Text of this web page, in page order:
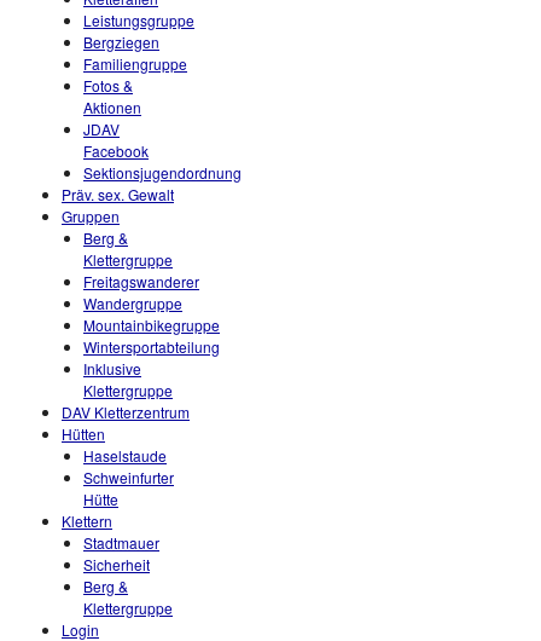
Leistungsgruppe
Bergziegen
Familiengruppe
Fotos &
Aktionen
JDAV
Facebook
Sektionsjugendordnung
Präv. sex. Gewalt
Gruppen
Berg &
Klettergruppe
Freitagswanderer
Wandergruppe
Mountainbikegruppe
Wintersportabteilung
Inklusive
Klettergruppe
DAV Kletterzentrum
Hütten
Haselstaude
Schweinfurter
Hütte
Klettern
Stadtmauer
Sicherheit
Berg &
Klettergruppe
Login